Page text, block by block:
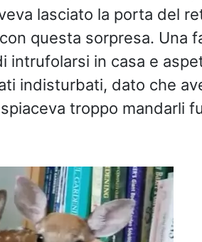
lasciato la porta del
questa sorpresa. Una
intrufolarsi in casa e
indisturbati, dato che
troppo mandarli